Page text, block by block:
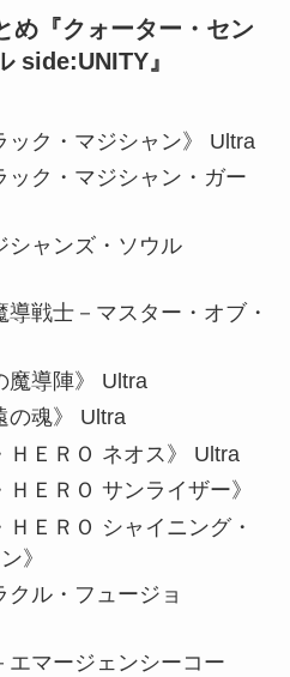
め『クォーター・セン
side:UNITY』
ック・マジシャン》 Ultra
ック・マジシャン・ガー
シャンズ・ソウル
戦士－マスター・オブ・
魔導陣》 Ultra
の魂》 Ultra
ＨＥＲＯ ネオス》 Ultra
ＥＲＯ サンライザー》
ＥＲＯ シャイニング・
》
ル・フュージョ
エマージェンシーコー